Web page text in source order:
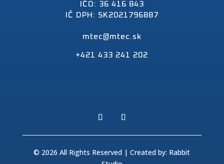
IČO: 36 416 843
IČ DPH: SK2021796887
mtec@mtec.sk
+421 433 241 202
© 2026 All Rights Reserved | Created by: Rabbit